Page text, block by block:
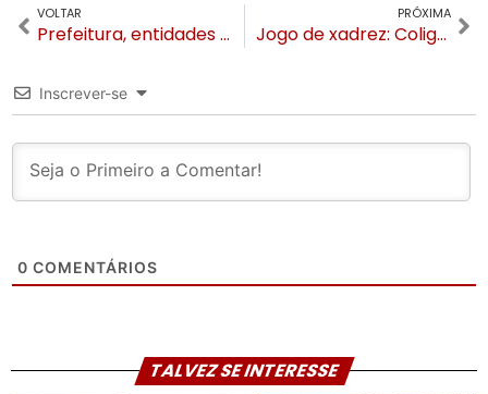
VOLTAR
Prefeitura, entidades e BM se unem para fiscalizar Gramado no feriadão
PRÓXIMA
Jogo de xadrez: Coligações vão definir o favorito para vencer as eleições em Gramado
Inscrever-se
0 COMENTÁRIOS
TALVEZ SE INTERESSE